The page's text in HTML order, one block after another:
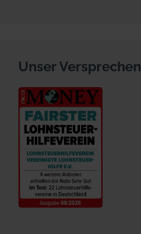
Unser Versprechen